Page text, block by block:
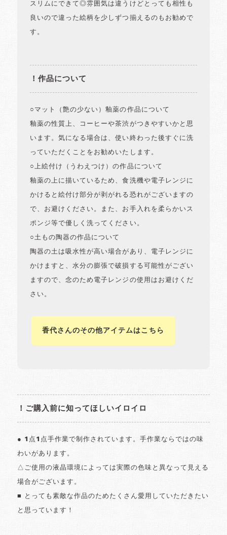
スリムにできて◎雰囲気は違うけどとっても相性も
良いので違った絵柄を少しずつ揃えるのもお勧めで
す。
！作品について
○マット（艶の少ない）釉薬の作品について
釉薬の性質上、コーヒーや茶渋がつきやすいかと思
います。気になる場合は、使い終わった後すぐに洗
っていただくことをお勧めいたします。
○上絵付け（うわえつけ）の作品について
釉薬の上に描いているため、食洗機や電子レンジに
かけると絵付け部分が剥がれる恐れがございますの
で、お避けください。また、お手入れを柔らかいス
ポンジ等で優しく洗ってください。
○土もの陶器の作品について
陶器の土は吸水性が高い場合があり、電子レンジに
かけますと、水分の膨張で破損する可能性がござい
ますので、念のため電子レンジの使用はお避けくだ
さい。
香代さんのその他アイテムはこちら
！ご購入前に知ってほしいイロイロ
● 1点1点手作業で制作されています。手作業ならではの味
わいがあります。
△ご使用の液晶環境によっては実際の色味と異なって見える
場合がございます。
■ とっても素敵な作品のためたくさん愛用していただきたい
と思っています！